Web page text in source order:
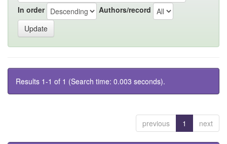
In order Authors/record
Results 1-1 of 1 (Search time: 0.003 seconds).
previous 1 next